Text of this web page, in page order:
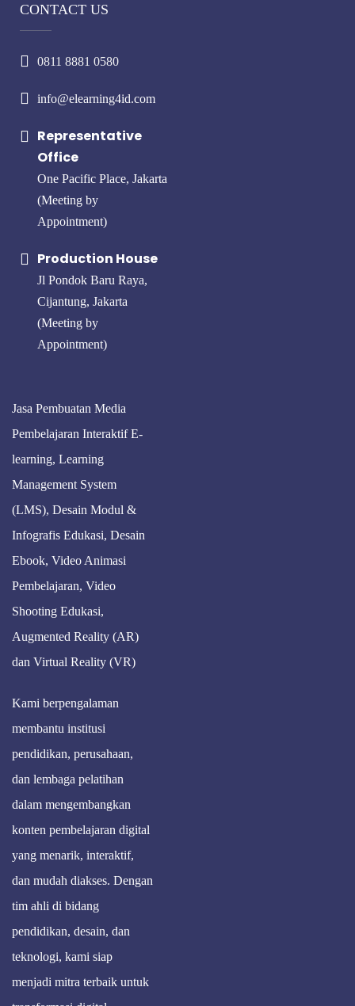
CONTACT US
0811 8881 0580
info@elearning4id.com
Representative
Office
One Pacific Place, Jakarta
(Meeting by
Appointment)
Production House
Jl Pondok Baru Raya,
Cijantung, Jakarta
(Meeting by
Appointment)
Jasa Pembuatan Media
Pembelajaran Interaktif E-
learning, Learning
Management System
(LMS), Desain Modul &
Infografis Edukasi, Desain
Ebook, Video Animasi
Pembelajaran, Video
Shooting Edukasi,
Augmented Reality (AR)
dan Virtual Reality (VR)
Kami berpengalaman
membantu institusi
pendidikan, perusahaan,
dan lembaga pelatihan
dalam mengembangkan
konten pembelajaran digital
yang menarik, interaktif,
dan mudah diakses. Dengan
tim ahli di bidang
pendidikan, desain, dan
teknologi, kami siap
menjadi mitra terbaik untuk